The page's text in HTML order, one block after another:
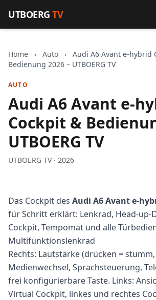
UTBOERGTV
Home › Auto ›
Audi A6 Avant e-hybrid
Bedienung 2026 – UTBOERG TV
AUTO
Audi A6 Avant e-
Cockpit &
UTBOERG TV
UTBOERG TV · 2026
Das Cockpit des Audi A6 Avant e-
für Schritt erklärt: Lenkrad, Head-up-
Cockpit, Tempomat und alle
Multifunktionslenkrad
Rechts: Lautstärke (drücken =
Medienwechsel, Sprachsteuerung,
frei konfigurierbare Taste. Links:
Virtual Cockpit, linkes und rechtes